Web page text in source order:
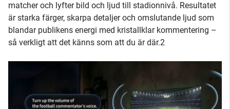
matcher och lyfter bild och ljud till stadionnivå. Resultatet
är starka färger, skarpa detaljer och omslutande ljud som
blandar publikens energi med kristallklar kommentering –
så verkligt att det känns som att du är där.2